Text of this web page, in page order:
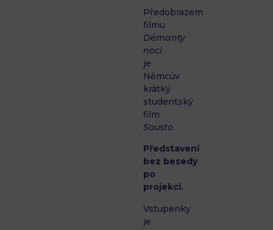
Předobrazem
filmu
Démanty
noci
je
Němcův
krátký
studentský
film
Sousto.
Představení
bez besedy
po
projekci.
Vstupenky
je